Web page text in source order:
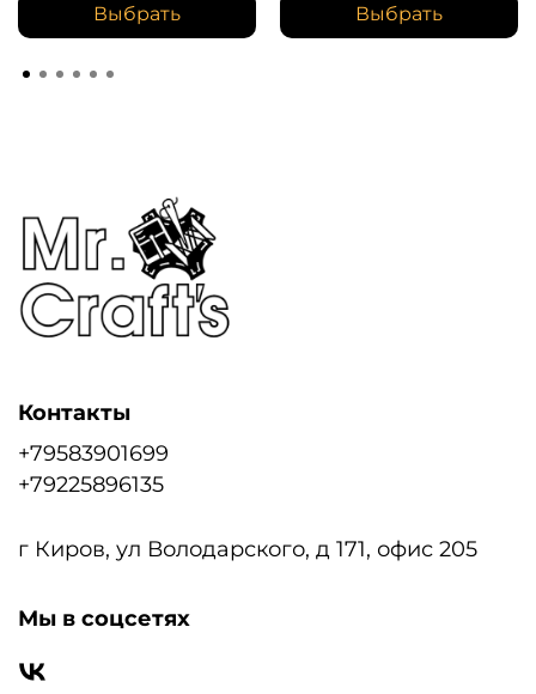
Выбрать
Выбрать
Контакты
+79583901699
+79225896135
г Киров, ул Володарского, д 171, офис 205
Мы в соцсетях